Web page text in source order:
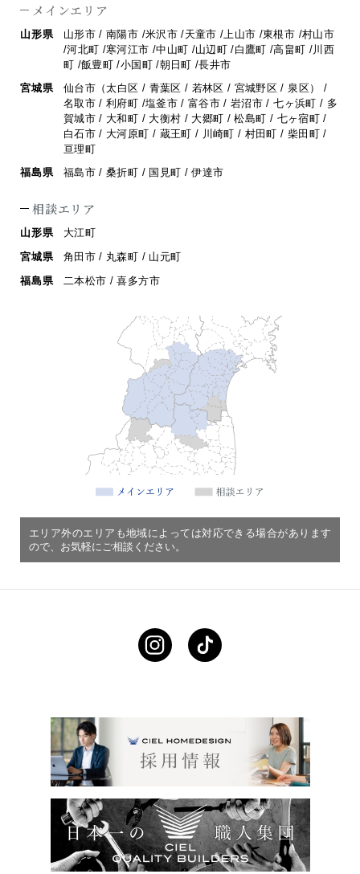
メインエリア
山形県
山形市 / 南陽市 /米沢市 /天童市 /上山市 /東根市 /村山市
/河北町 /寒河江市 /中山町 /山辺町 /白鷹町 /高畠町 /川西
町 /飯豊町 /小国町 /朝日町 /長井市
宮城県
仙台市（太白区 / 青葉区 / 若林区 / 宮城野区 / 泉区） /
名取市 / 利府町 /塩釜市 / 富谷市 / 岩沼市 / 七ヶ浜町 / 多
賀城市 / 大和町 / 大衡村 / 大郷町 /松島町 / 七ヶ宿町 /
白石市 / 大河原町 / 蔵王町 / 川崎町 / 村田町 / 柴田町 /
亘理町
福島県
福島市 / 桑折町 / 国見町 / 伊達市
相談エリア
山形県
大江町
宮城県
角田市 / 丸森町 / 山元町
福島県
二本松市 / 喜多方市
エリア外のエリアも地域によっては対応できる場合があります
ので、お気軽にご相談ください。